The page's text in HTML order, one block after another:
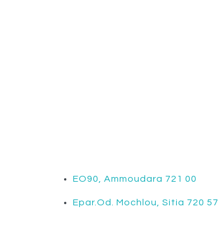
EO90, Ammoudara 721 00
Epar.Od. Mochlou, Sitia 720 57